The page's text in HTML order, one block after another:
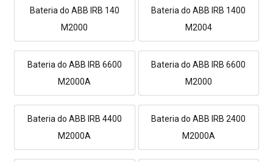
Bateria do ABB IRB 140
M2000
Bateria do ABB IRB 1400
M2004
Bateria do ABB IRB 6600
M2000A
Bateria do ABB IRB 6600
M2000
Bateria do ABB IRB 4400
M2000A
Bateria do ABB IRB 2400
M2000A